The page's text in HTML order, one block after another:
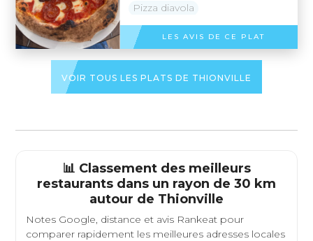
Pizza diavola
LES AVIS DE CE PLAT
VOIR TOUS LES PLATS DE THIONVILLE
📊 Classement des meilleurs
restaurants dans un rayon de 30 km
autour de Thionville
Notes Google, distance et avis Rankeat pour
comparer rapidement les meilleures adresses locales